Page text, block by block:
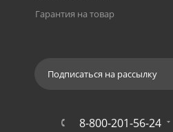
Гарантия на товар
Подписаться на рассылку
8-800-201-56-24